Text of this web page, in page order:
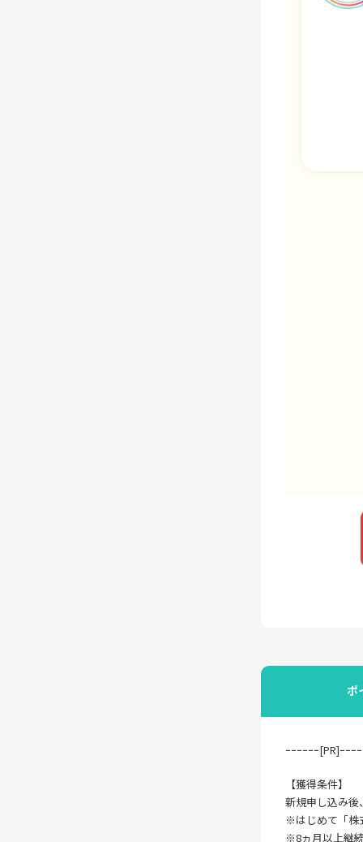
ポ
ｰｰｰｰｰｰ[PR]ｰｰｰ
【獲得条件】
新規申し込み
※はじめて「株
※8ヵ月以上継